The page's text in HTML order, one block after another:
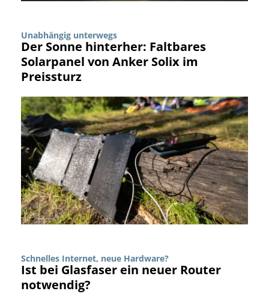
Unabhängig unterwegs
Der Sonne hinterher: Faltbares
Solarpanel von Anker Solix im
Preissturz
Schnelles Internet, neue Hardware?
Ist bei Glasfaser ein neuer Router
notwendig?